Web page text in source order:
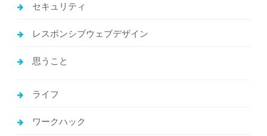
セキュリティ
レスポンシブウェブデザイン
思うこと
ライフ
ワークハック